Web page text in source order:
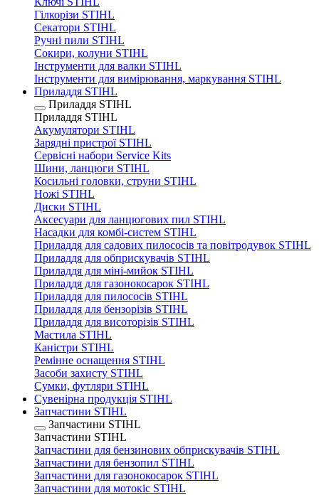
Гілкорізи STIHL
Секатори STIHL
Ручні пили STIHL
Сокири, колуни STIHL
Інструменти для валки STIHL
Інструменти для вимірювання, маркування STIHL
Приладдя STIHL
Приладдя STIHL
Приладдя STIHL
Акумулятори STIHL
Зарядні пристрої STIHL
Сервісні набори Service Kits
Шини, ланцюги STIHL
Косильні головки, струни STIHL
Ножі STIHL
Диски STIHL
Аксесуари для ланцюгових пил STIHL
Насадки для комбі-систем STIHL
Приладдя для садових пилососів та повітродувок STIHL
Приладдя для обприскувачів STIHL
Приладдя для міні-мийок STIHL
Приладдя для газонокосарок STIHL
Приладдя для пилососів STIHL
Приладдя для бензорізів STIHL
Приладдя для висоторізів STIHL
Мастила STIHL
Каністри STIHL
Ремінне оснащення STIHL
Засоби захисту STIHL
Сумки, футляри STIHL
Сувенірна продукція STIHL
Запчастини STIHL
Запчастини STIHL
Запчастини STIHL
Запчастини для бензинових обприскувачів STIHL
Запчастини для бензопил STIHL
Запчастини для газонокосарок STIHL
Запчастини для мотокіс STIHL